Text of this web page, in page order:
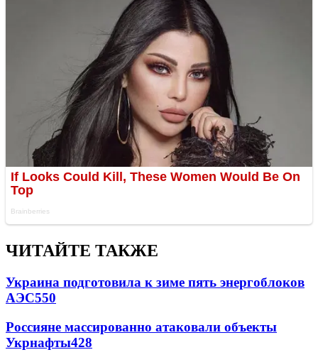
ЧИТАЙТЕ ТАКЖЕ
Украина подготовила к зиме пять энергоблоков
АЭС550
Россияне массированно атаковали объекты
Укрнафты428